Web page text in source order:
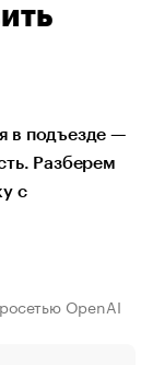
в подъезде —
Разберем
с
OpenAI